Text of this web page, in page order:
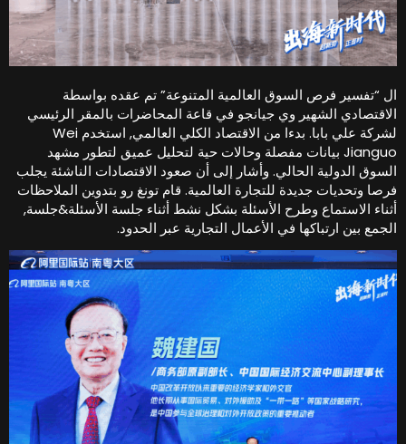
“تفسير فرص السوق العالمية المتنوعة” تم عقده بواسطة
الشهير وي جيانجو في قاعة المحاضرات بالمقر الرئيسي
لشركة علي بابا. بدءا من الاقتصاد الكلي العالمي, استخدم Wei
Jianguo بيانات مفصلة وحالات حية لتحليل عميق لتطور مشهد
الدولية الحالي. وأشار إلى أن صعود الاقتصادات الناشئة يجلب
وتحديات جديدة للتجارة العالمية. قام تونغ رو بتدوين الملاحظات
الاستماع وطرح الأسئلة بشكل نشط أثناء جلسة الأسئلة&جلسة,
بين ارتباكها في الأعمال التجارية عبر الحدود.